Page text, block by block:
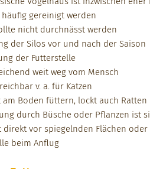
häu­fig gere­inigt wer­den
nicht durch­nässt wer­den
der Silos vor und nach der Sai­son
der Fut­ter­stelle
weit weg vom Men­sch
v. a. für Katzen
am Boden füt­tern, lockt auch Rat­ten
durch Büsche oder Pflanzen ist
direkt vor spiegel­nden Flächen
beim Anflug